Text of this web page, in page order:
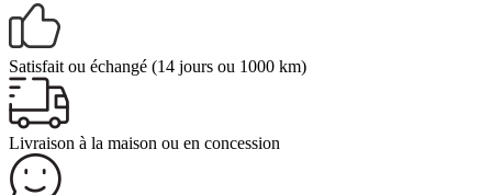
Satisfait ou échangé (14 jours ou 1000 km)
Livraison à la maison ou en concession